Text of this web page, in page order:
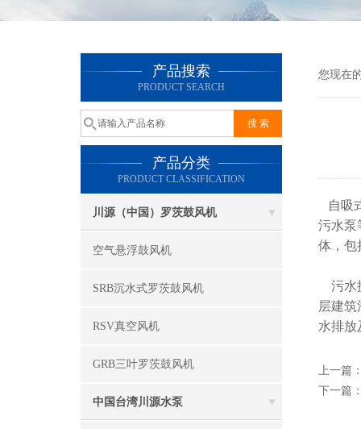
产品搜索
PRODUCT SEARCH
产品分类
PRODUCT CLASSIFICATION
川源（中国）罗茨鼓风机
空气悬浮鼓风机
SRB沉水式罗茨鼓风机
RSV真空风机
GRB三叶罗茨鼓风机
中国台湾川源水泵
您现在
自吸
污水泵
体，包
污水
层建
水排放
上一篇
下一篇